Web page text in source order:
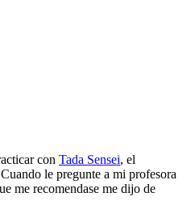
con Tada Sensei, el
le pregunte a mi profesora
me recomendase me dijo de